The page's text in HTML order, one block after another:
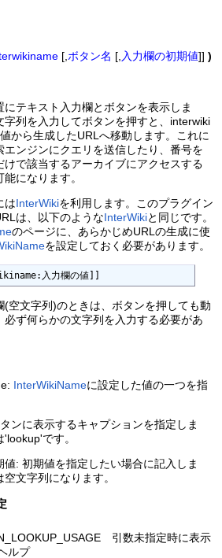
[,ボタン名 [,入力欄の初期値]])
にテキスト入力欄とボタンを表示しま
字列を入力してボタンを押すと、interwiki
から生成したURLへ移動します。これに
エンジンにクエリを送信したり、番号を
けで該当するアーカイブにアクセスする
になります。
はInterWikiを利用します。このプラグイン
は、以下のようなInterWikiと同じです。
のページに、あらかじめURLの生成に使
を設定しておく必要があります。
入力欄の値]]
(空文字列)のときは、ボタンを押しても動
必ず何らかの文字列を入力する必要があ
InterWikiNameに設定した値の一つを指
ンに表示するキャプションを指定しま
です。
値: 初期値を指定したい場合に記入しま
文字列になります。
引数未指定時に表示
ルプ